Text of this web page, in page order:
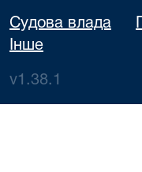
Судова влада
Інше
v1.38.1